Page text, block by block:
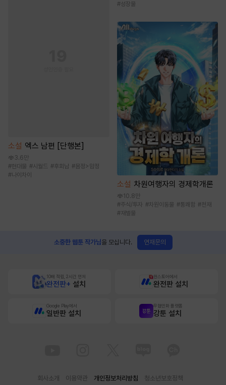
소설 엑스 남편 [단행본]
3.6만
#현대물 #시월드 #후회남 #몸정>맘정
#나이차이
#성장물
소설 차원여행자의 경제학개론
10.8만
#주식/투자 #차원이동물 #통쾌함 #천재
#재벌물
소중한 웹툰 작가님을 모십니다. 연재문의
10배 적립, 2시간 먼저
완전판+ 설치
원스토어에서
완전판 설치
Google Play에서
일반판 설치
무협만화 플랫폼
강툰 설치
회사소개 이용약관 개인정보처리방침 청소년보호정책